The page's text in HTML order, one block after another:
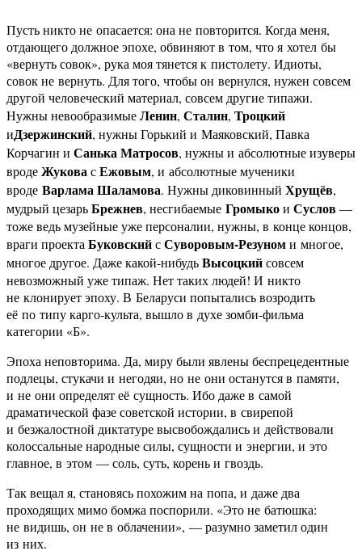
Пусть никто не опасается: она не повторится. Когда меня,
отдающего должное эпохе, обвиняют в том, что я хотел бы
«вернуть совок», рука моя тянется к пистолету. Идиоты,
совок не вернуть. Для того, чтобы он вернулся, нужен совсем
другой человеческий материал, совсем другие типажи.
Нужны невообразимыеЛенин, Сталин, Троцкий
иДзержинский, нужны Горький и Маяковский, Павка
Корчагин и Санька Матросов, нужны и абсолютные изуверы
вродеЖуковасЕжовым, и абсолютные мученики
вроде Варлама Шаламова. Нужны диковинный Хрущёв,
мудрый цезарьБрежнев, несгибаемые Громыкои Суслов—
тоже ведь музейные уже персоналии, нужны, в конце концов,
враги проектаБуковскийсСуворовым-Резуноми многое,
многое другое. Даже какой-нибудьВысоцкийсовсем
невозможный уже типаж. Нет таких людей! И никто
не клонирует эпоху. В Беларуси попытались возродить
её по типу карго-культа, вышло в духе зомби-фильма
категории «Б».
Эпоха неповторима. Да, миру были явлены беспрецедентные
подлецы, стукачи и негодяи, но не они останутся в памяти,
и не они определят её сущность. Ибо даже в самой
драматической фазе советской истории, в свирепой
и безжалостной диктатуре высвобождались и действовали
колоссальные народные силы, сущности и энергии, и это
главное, в этом — соль, суть, корень и гвоздь.
Так вещал я, становясь похожим на попа, и даже два
проходящих мимо бомжа поспорили. «Это не батюшка:
не видишь, он не в облачении», — разумно заметил один
из них.